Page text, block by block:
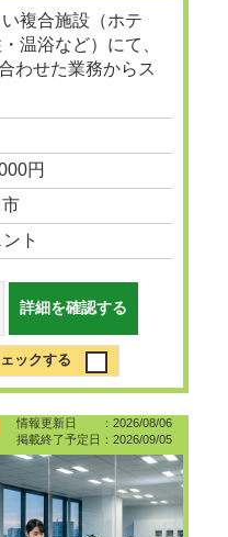
複合施設（ホテ
温浴など）にて、
わせた業務からス
】
円
ト
詳細を確認する
ックする
情報更新日 ：2026/08/06
掲載終了予定日：2026/09/05